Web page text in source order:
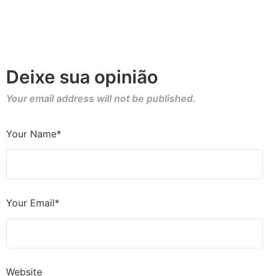
Deixe sua opinião
Your email address will not be published.
Your Name*
Your Email*
Website